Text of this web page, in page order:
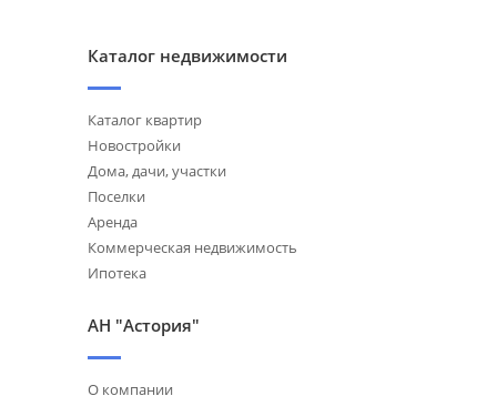
Каталог недвижимости
Каталог квартир
Новостройки
Дома, дачи, участки
Поселки
Аренда
Коммерческая недвижимость
Ипотека
АН "Астория"
О компании